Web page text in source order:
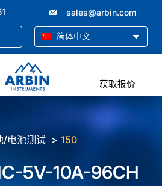
sales@arbin.com
简体中文
获取报价
/电池测试 150
5V-10A-96CH